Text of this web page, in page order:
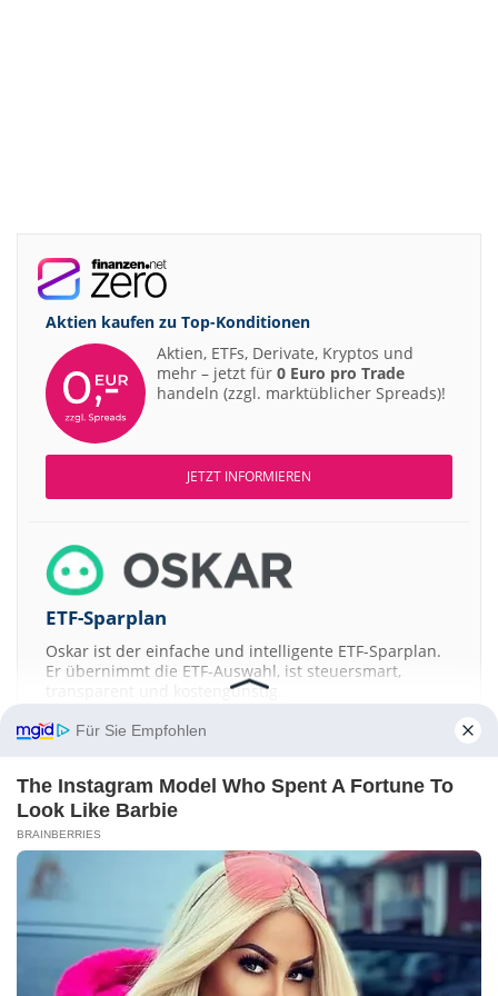
Aktien kaufen zu Top-Konditionen
Aktien, ETFs, Derivate, Kryptos und
mehr – jetzt für 0 Euro pro Trade
handeln (zzgl. marktüblicher Spreads)!
JETZT INFORMIEREN
ETF-Sparplan
Oskar ist der einfache und intelligente ETF-Sparplan.
Er übernimmt die ETF-Auswahl, ist steuersmart,
transparent und kostengünstig.
JETZT MEHR ERFAHREN
Aktien ATX EuroStoxx 50 Dow Jones NASDAQ 100 Nikkei 225
S&P 500
Kontakt Impressum-Werbung
Barrierefreiheit
Sitemap-Datenschutz-Disclaimer-AGB -Privatsphäre-Einstellungen
Für Sie Empfohlen
The Instagram Model Who Spent A Fortune To
Look Like Barbie
BRAINBERRIES